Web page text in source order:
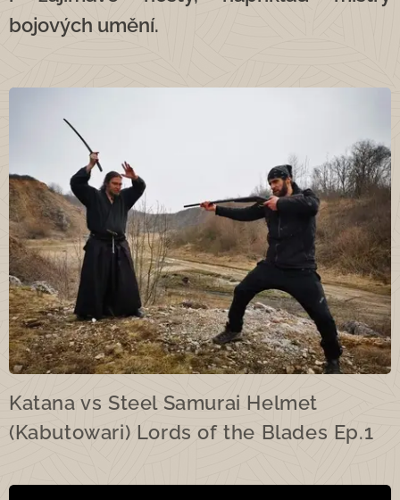
bojových umění.
Katana vs Steel Samurai Helmet
(Kabutowari) Lords of the Blades Ep.1